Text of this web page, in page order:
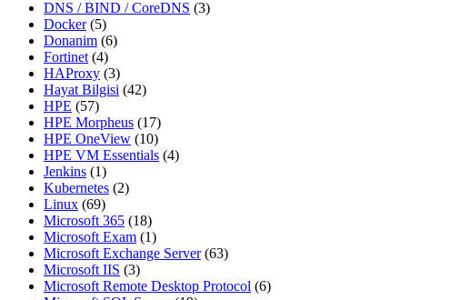
DNS / BIND / CoreDNS (3)
Docker(5)
Donanim (6)
Fortinet (4)
HAProxy (3)
Hayat Bilgisi (42)
HPE (57)
HPE Morpheus (17)
HPE OneView (10)
HPE VM Essentials (4)
Jenkins (1)
Kubernetes (2)
Linux (69)
Microsoft 365 (18)
Microsoft Exam (1)
Microsoft Exchange Server(63)
Microsoft IIS (3)
Microsoft Remote Desktop Protocol (6)